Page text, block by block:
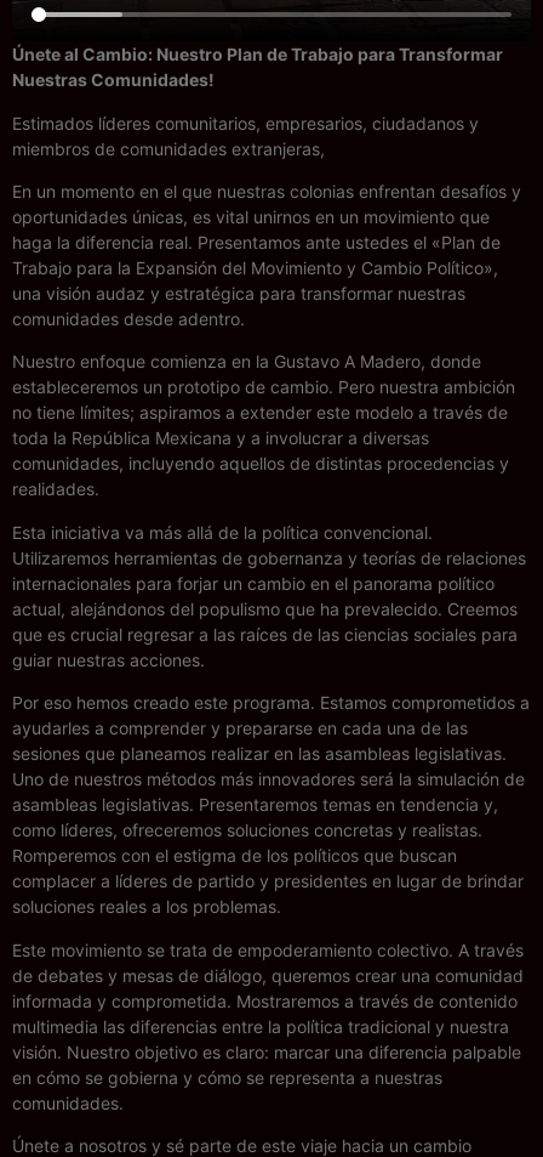
Únete al Cambio: Nuestro Plan de Trabajo para Transformar
Nuestras Comunidades!
Estimados líderes comunitarios, empresarios, ciudadanos y
miembros de comunidades extranjeras,
En un momento en el que nuestras colonias enfrentan desafíos y
oportunidades únicas, es vital unirnos en un movimiento que
haga la diferencia real. Presentamos ante ustedes el «Plan de
Trabajo para la Expansión del Movimiento y Cambio Político»,
una visión audaz y estratégica para transformar nuestras
comunidades desde adentro.
Nuestro enfoque comienza en la Gustavo A Madero, donde
estableceremos un prototipo de cambio. Pero nuestra ambición
no tiene límites; aspiramos a extender este modelo a través de
toda la República Mexicana y a involucrar a diversas
comunidades, incluyendo aquellos de distintas procedencias y
realidades.
Esta iniciativa va más allá de la política convencional.
Utilizaremos herramientas de gobernanza y teorías de relaciones
internacionales para forjar un cambio en el panorama político
actual, alejándonos del populismo que ha prevalecido. Creemos
que es crucial regresar a las raíces de las ciencias sociales para
guiar nuestras acciones.
Por eso hemos creado este programa. Estamos comprometidos a
ayudarles a comprender y prepararse en cada una de las
sesiones que planeamos realizar en las asambleas legislativas.
Uno de nuestros métodos más innovadores será la simulación de
asambleas legislativas. Presentaremos temas en tendencia y,
como líderes, ofreceremos soluciones concretas y realistas.
Romperemos con el estigma de los políticos que buscan
complacer a líderes de partido y presidentes en lugar de brindar
soluciones reales a los problemas.
Este movimiento se trata de empoderamiento colectivo. A través
de debates y mesas de diálogo, queremos crear una comunidad
informada y comprometida. Mostraremos a través de contenido
multimedia las diferencias entre la política tradicional y nuestra
visión. Nuestro objetivo es claro: marcar una diferencia palpable
en cómo se gobierna y cómo se representa a nuestras
comunidades.
Únete a nosotros y sé parte de este viaje hacia un cambio